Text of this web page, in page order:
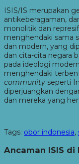
ISIS/IS merupakan
antikeberagaman,
monolitik dan
menghendaki sama
dan modern, yang
dan cita-cita negara
pada ideologi
menghendaki
community seperti
diperjuangkan
dan mereka yang
Tags: obor indonesia,
Ancaman ISIS di